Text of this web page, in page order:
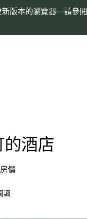
新版本的瀏覽器—請參閱
酒店
價
讀